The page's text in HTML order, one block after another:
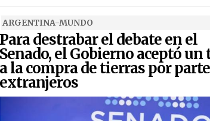
ARGENTINA-MUNDO
Para destrabar el debate en el
Senado, el Gobierno aceptó un
a la compra de tierras por
extranjeros